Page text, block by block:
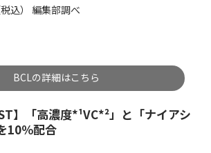
込） 編集部調べ
BCLの詳細はこちら
】「高濃度*¹VC*²」と「ナイアシ
10％配合